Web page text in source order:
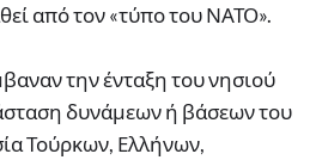
από τον «τύπο του ΝΑΤΟ».
την ένταξη του νησιού
δυνάμεων ή βάσεων του
Τούρκων, Ελλήνων,